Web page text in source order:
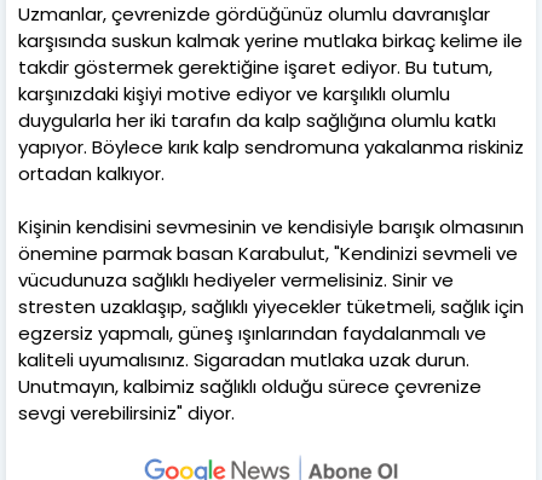
Uzmanlar, çevrenizde gördüğünüz olumlu davranışlar
karşısında suskun kalmak yerine mutlaka birkaç kelime ile
takdir göstermek gerektiğine işaret ediyor. Bu tutum,
karşınızdaki kişiyi motive ediyor ve karşılıklı olumlu
duygularla her iki tarafın da kalp sağlığına olumlu katkı
yapıyor. Böylece kırık kalp sendromuna yakalanma riskiniz
ortadan kalkıyor.
Kişinin kendisini sevmesinin ve kendisiyle barışık olmasının
önemine parmak basan Karabulut, "Kendinizi sevmeli ve
vücudunuza sağlıklı hediyeler vermelisiniz. Sinir ve
stresten uzaklaşıp, sağlıklı yiyecekler tüketmeli, sağlık için
egzersiz yapmalı, güneş ışınlarından faydalanmalı ve
kaliteli uyumalısınız. Sigaradan mutlaka uzak durun.
Unutmayın, kalbimiz sağlıklı olduğu sürece çevrenize
sevgi verebilirsiniz" diyor.